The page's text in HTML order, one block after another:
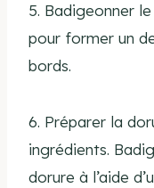
5. Badigeonner
pour former un
bords.
6. Préparer la
ingrédients.
dorure à l’aide